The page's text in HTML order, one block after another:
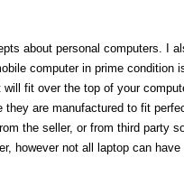
about personal computers. I
computer in prime condition
fit over the top of your
are manufactured to fit
the seller, or from third party
however not all laptop can